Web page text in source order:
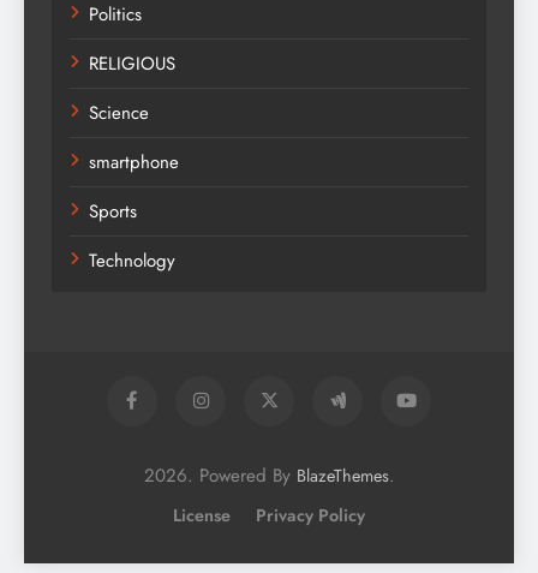
Politics
RELIGIOUS
Science
smartphone
Sports
Technology
2026. Powered By BlazeThemes.
License Privacy Policy